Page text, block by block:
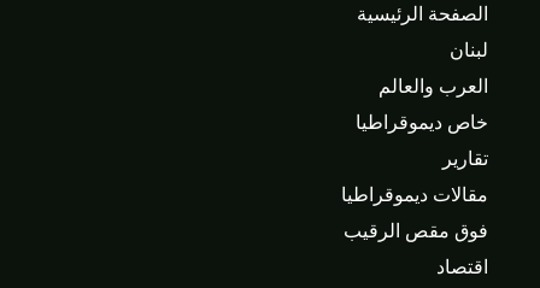
الصفحة الرئيسية
لبنان
العرب والعالم
خاص ديموقراطيا
تقارير
مقالات ديموقراطيا
فوق مقص الرقيب
اقتصاد